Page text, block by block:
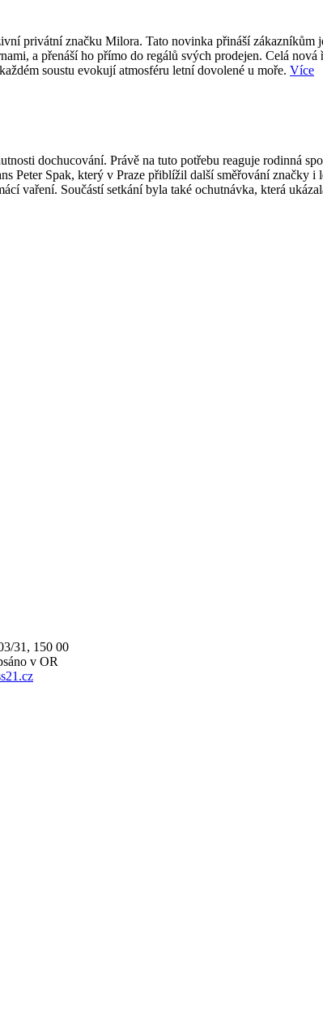
privátní značku Milora. Tato novinka přináší
a přenáší ho přímo do regálů svých prodejen. Celá
soustu evokují atmosféru letní dovolené u moře. Více
dochucování. Právě na tuto potřebu reaguje rodinná
Peter Spak, který v Praze přiblížil další směřování
vaření. Součástí setkání byla také ochutnávka, která
31, 150 00
v OR